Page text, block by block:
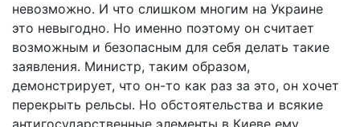
невозможно. И что слишком многим на Украине
это невыгодно. Но именно поэтому он считает
возможным и безопасным для себя делать такие
заявления. Министр, таким образом,
демонстрирует, что он-то как раз за это, он хочет
перекрыть рельсы. Но обстоятельства и всякие
антигосударственные элементы в Киеве ему